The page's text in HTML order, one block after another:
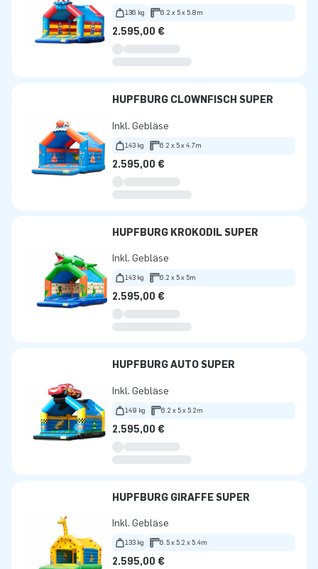
136 kg 6.2 x 5 x 5.8m
2.595,00 €
HÜPFBURG CLOWNFISCH SUPER
Inkl. Gebläse
143 kg 6.2 x 5 x 4.7m
2.595,00 €
HÜPFBURG KROKODIL SUPER
Inkl. Gebläse
143 kg 6.2 x 5 x 5m
2.595,00 €
HÜPFBURG AUTO SUPER
Inkl. Gebläse
149 kg 6.2 x 5 x 5.2m
2.595,00 €
HÜPFBURG GIRAFFE SUPER
Inkl. Gebläse
133 kg 6.5 x 5.2 x 5.4m
2.595,00 €